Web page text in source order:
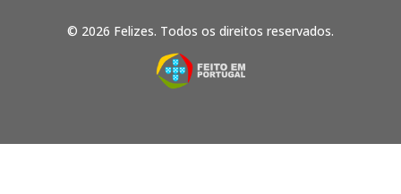
© 2026 Felizes. Todos os direitos reservados.